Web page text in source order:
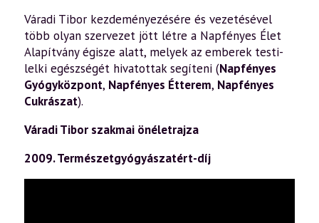
Váradi Tibor kezdeményezésére és vezetésével
több olyan szervezet jött létre a Napfényes Élet
Alapítvány égisze alatt, melyek az emberek testi-
lelki egészségét hivatottak segíteni (Napfényes
Gyógyközpont, Napfényes Étterem, Napfényes
Cukrászat).
Váradi Tibor szakmai önéletrajza
2009. Természetgyógyászatért-díj